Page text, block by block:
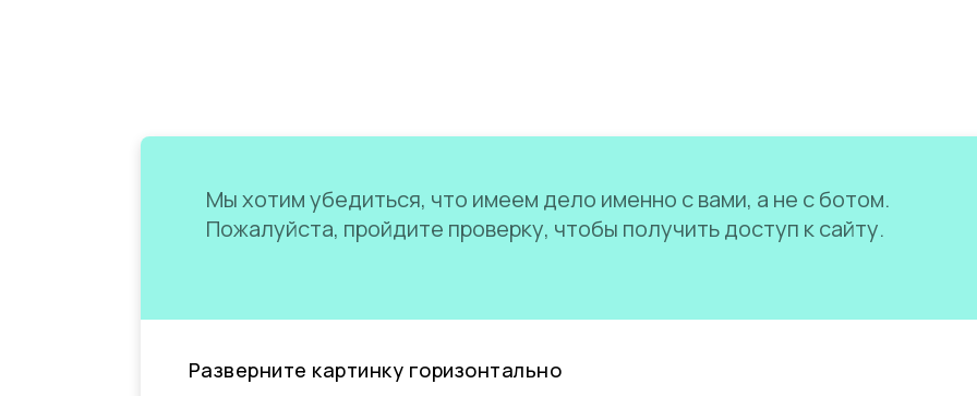
Мы хотим убедиться, что имеем дело именно с вами, а не с ботом.
Пожалуйста, пройдите проверку, чтобы получить доступ к сайту.
Разверните картинку горизонтально